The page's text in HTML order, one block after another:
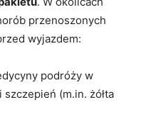
przenoszonych
wyjazdem:
podróży w
i szczepień (m.in. żółta